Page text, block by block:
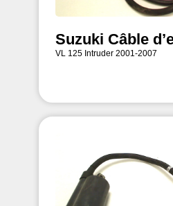
Suzuki Câble
VL 125 Intruder 2001-2007